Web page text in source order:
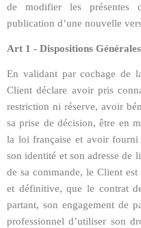
de modifier les présentes
publication d’une nouvelle
Art 1 - Dispositions Générales
En validant par cochage de
Client déclare avoir pris
restriction ni réserve, avoir
sa prise de décision, être en
la loi française et avoir fourni
son identité et son adresse
de sa commande, le Client
et définitive, que le contrat
partant, son engagement de
professionnel d’utiliser son